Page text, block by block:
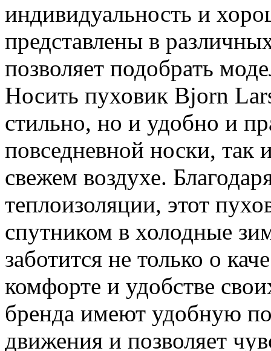
индивидуальность и
представлены в
позволяет подобрать
Носить пуховик Bjorn
стильно, но и удобно и
повседневной носки, так
свежем воздухе.
теплоизоляции, этот
спутником в холодные
заботится не только о
комфорте и удобстве
бренда имеют удобную
движения и позволяет